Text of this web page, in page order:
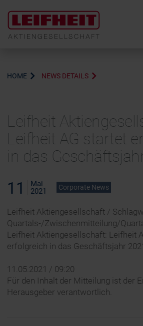
HOME NEWS DETAILS
Leifheit
Leifheit AG startet
in das
11
Mai
2021
Corporate News
Leifheit Aktiengesellschaft /
Quartals-/Zwischenmitteilung/
Leifheit Aktiengesellschaft: ​​​​​​​Leifheit
erfolgreich in das Geschäftsjahr
11.05.2021 / 09:20
Für den Inhalt der Mitteilung ist der
Herausgeber verantwortlich.